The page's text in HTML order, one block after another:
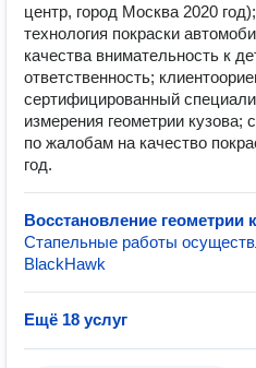
центр, город Москва 2020
технология покраски
качества внимательность к
ответственность;
сертифицированный
измерения геометрии кузова;
по жалобам на качество
год.
Восстановление геометрии
Стапельные работы
BlackHawk
Ещё 18 услуг